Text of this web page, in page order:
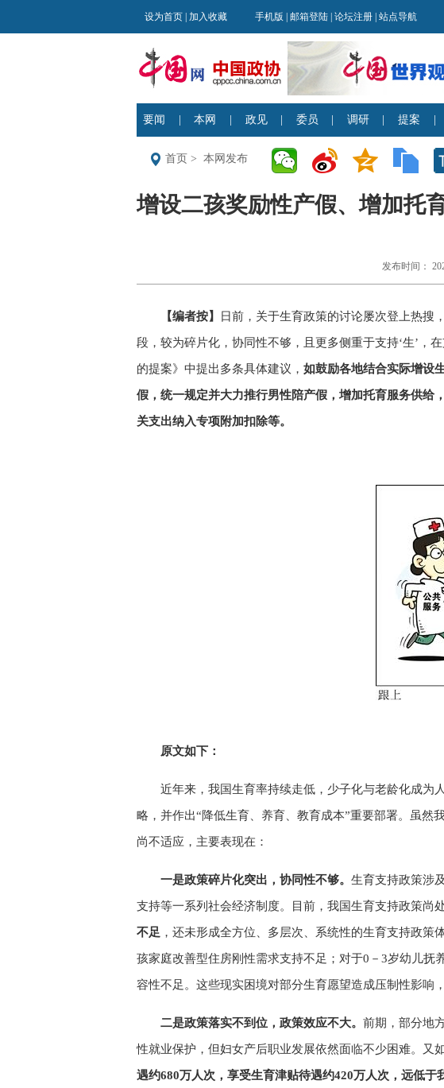
首页 > 本网发布
增设二孩奖励性产假、增加托
发布时间：
【编者按】 日前，关于生育政策的讨论屡次登上热搜
段，较为碎片化，协同性不够，且更多侧重于支持‘生’，
的提案》中提出多条具体建议， 如鼓励各地结合实际增设
假，统一规定并大力推行男性陪产假，增加托育服务供给
关支出纳入专项附加扣除等。
原文如下：
近年来，我国生育率持续走低，少子化与老龄化成为
略，并作出“降低生育、养育、教育成本”重要部署。虽
尚不适应，主要表现在：
一是政策碎片化突出，协同性不够。 生育支持政策涉
支持等一系列社会经济制度。目前，我国生育支持政策尚
不足 ，还未形成全方位、多层次、系统性的生育支持政
孩家庭改善型住房刚性需求支持不足；对于0－3岁幼儿
容性不足。这些现实困境对部分生育愿望造成压制性影响
二是政策落实不到位，政策效应不大。 前期，部分地
性就业保护，但妇女产后职业发展依然面临不少困难。又
遇约680万人次，享受生育津贴待遇约420万人次，远低于